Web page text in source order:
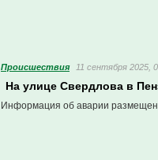
Проиcшествия 11 сентября 2025,
На улице Свердлова в
Информация об аварии